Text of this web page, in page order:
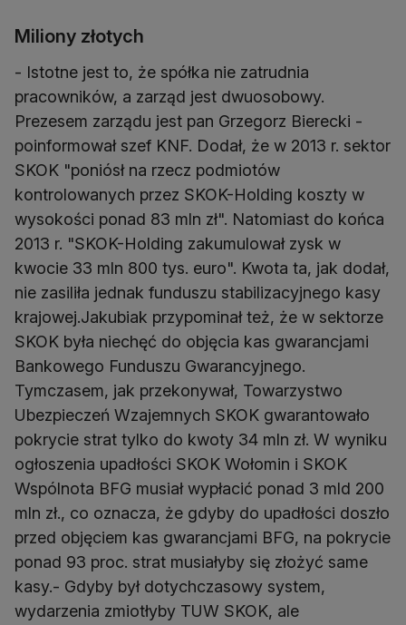
Miliony złotych
- Istotne jest to, że spółka nie zatrudnia
pracowników, a zarząd jest dwuosobowy.
Prezesem zarządu jest pan Grzegorz Bierecki -
poinformował szef KNF. Dodał, że w 2013 r. sektor
SKOK "poniósł na rzecz podmiotów
kontrolowanych przez SKOK-Holding koszty w
wysokości ponad 83 mln zł". Natomiast do końca
2013 r. "SKOK-Holding zakumulował zysk w
kwocie 33 mln 800 tys. euro". Kwota ta, jak dodał,
nie zasiliła jednak funduszu stabilizacyjnego kasy
krajowej.Jakubiak przypominał też, że w sektorze
SKOK była niechęć do objęcia kas gwarancjami
Bankowego Funduszu Gwarancyjnego.
Tymczasem, jak przekonywał, Towarzystwo
Ubezpieczeń Wzajemnych SKOK gwarantowało
pokrycie strat tylko do kwoty 34 mln zł. W wyniku
ogłoszenia upadłości SKOK Wołomin i SKOK
Wspólnota BFG musiał wypłacić ponad 3 mld 200
mln zł., co oznacza, że gdyby do upadłości doszło
przed objęciem kas gwarancjami BFG, na pokrycie
ponad 93 proc. strat musiałyby się złożyć same
kasy.- Gdyby był dotychczasowy system,
wydarzenia zmiotłyby TUW SKOK, ale